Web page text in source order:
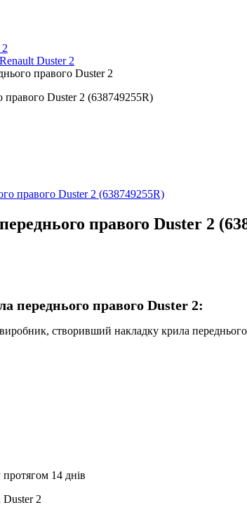
Duster 2
правого Duster 2
правого Duster 2 (638749255R)
правого Duster 2
переднього правого Duster 2:
створивший накладку крила
14 днів
Duster 2